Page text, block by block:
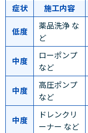
症状
施工内容
低度
薬品洗浄 な
ど
中度
ローポンプ
など
中度
高圧ポンプ
など
中度
ドレンクリ
ーナー など